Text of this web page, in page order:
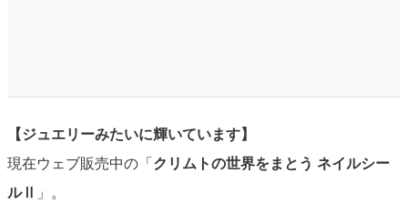
【ジュエリーみたいに輝いています】
現在ウェブ販売中の「クリムトの世界をまとう ネイルシー
ルⅡ 」。